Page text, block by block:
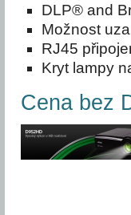
DLP® and
Možnost
RJ45
Kryt lampy
Cena bez